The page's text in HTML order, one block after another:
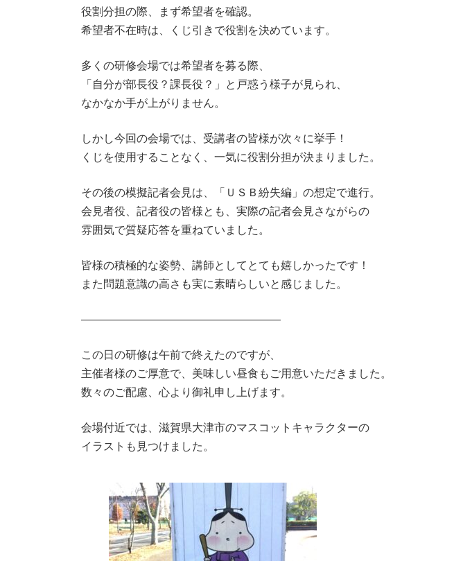
役割分担の際、まず希望者を確認。
希望者不在時は、くじ引きで役割を決めています。
多くの研修会場では希望者を募る際、
「自分が部長役？課長役？」と戸惑う様子が見られ、
なかなか手が上がりません。
しかし今回の会場では、受講者の皆様が次々に挙手！
くじを使用することなく、一気に役割分担が決まりました。
その後の模擬記者会見は、「ＵＳＢ紛失編」の想定で進行。
会見者役、記者役の皆様とも、実際の記者会見さながらの
雰囲気で質疑応答を重ねていました。
皆様の積極的な姿勢、講師としてとても嬉しかったです！
また問題意識の高さも実に素晴らしいと感じました。
――――――――――――――――――
この日の研修は午前で終えたのですが、
主催者様のご厚意で、美味しい昼食もご用意いただきました。
数々のご配慮、心より御礼申し上げます。
会場付近では、滋賀県大津市のマスコットキャラクターの
イラストも見つけました。